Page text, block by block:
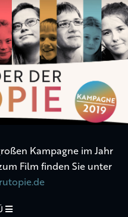
Kampagne im Jahr
Film finden Sie unter